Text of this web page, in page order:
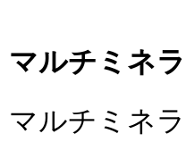
マルチミネ
マルチミネ